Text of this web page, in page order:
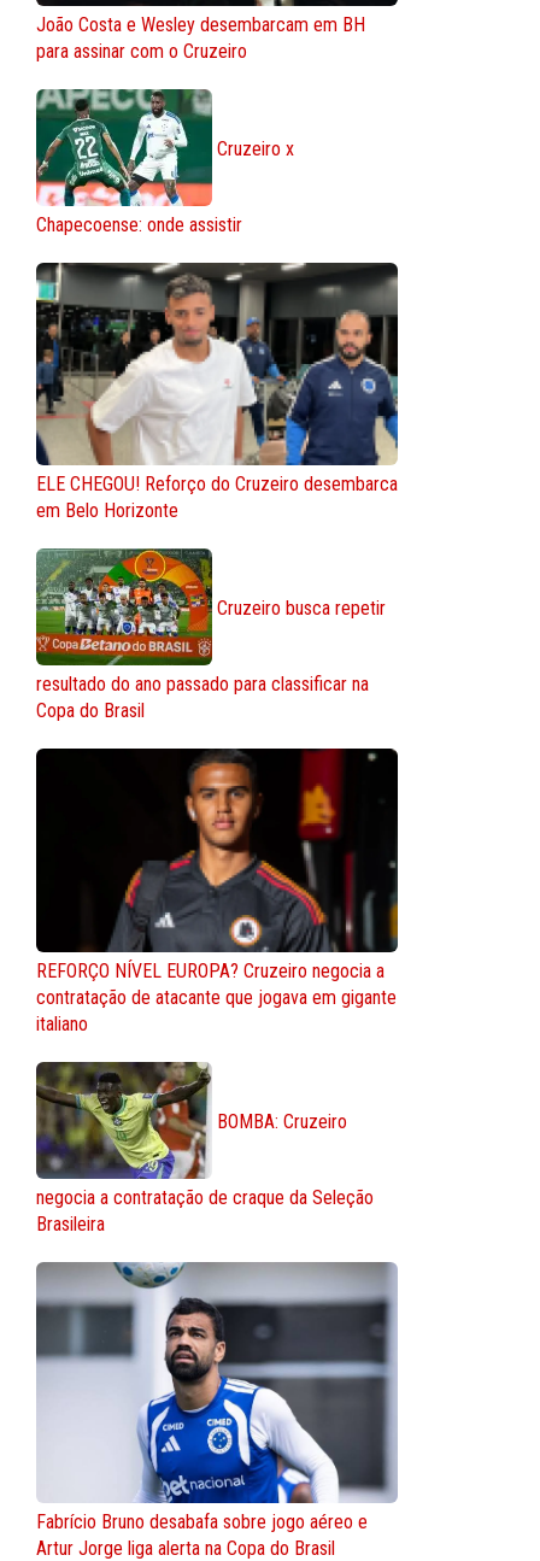
João Costa e Wesley desembarcam em BH
para assinar com o Cruzeiro
Cruzeiro x
Chapecoense: onde assistir
ELE CHEGOU! Reforço do Cruzeiro desembarca
em Belo Horizonte
Cruzeiro busca repetir
resultado do ano passado para classificar na
Copa do Brasil
REFORÇO NÍVEL EUROPA? Cruzeiro negocia a
contratação de atacante que jogava em gigante
italiano
BOMBA: Cruzeiro
negocia a contratação de craque da Seleção
Brasileira
Fabrício Bruno desabafa sobre jogo aéreo e
Artur Jorge liga alerta na Copa do Brasil